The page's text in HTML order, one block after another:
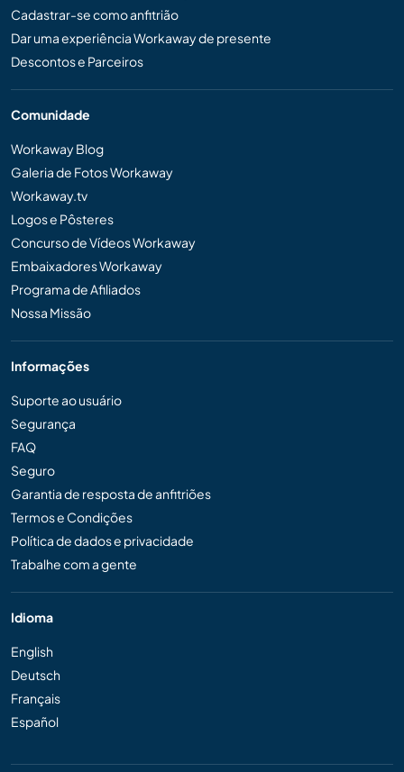
Cadastrar-se como anfitrião
Dar uma experiência Workaway de presente
Descontos e Parceiros
Comunidade
Workaway Blog
Galeria de Fotos Workaway
Workaway.tv
Logos e Pôsteres
Concurso de Vídeos Workaway
Embaixadores Workaway
Programa de Afiliados
Nossa Missão
Informações
Suporte ao usuário
Segurança
FAQ
Seguro
Garantia de resposta de anfitriões
Termos e Condições
Política de dados e privacidade
Trabalhe com a gente
Idioma
English
Deutsch
Français
Español